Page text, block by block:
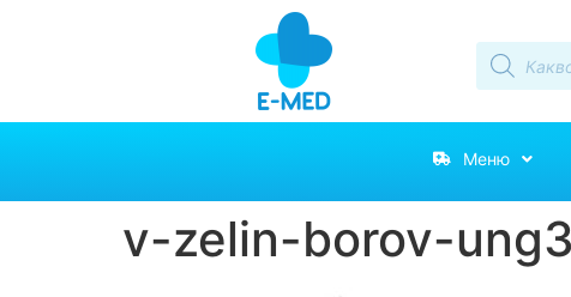
Меню
v-zelin-borov-